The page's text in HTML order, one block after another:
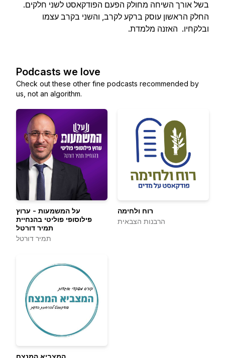
בשל אורך השיחה מחולק הפעם הפודקאסט לשני חלקים.
החלק הראשון עוסק ברקע לקרב, והשני בקרב עצמו
ובלקחיו. האזנה מלמדת.
Podcasts we love
Check out these other fine podcasts recommended by
us, not an algorithm.
על המשמעות - ערוץ
פילוסופי פוליטי בהנחיית
תמיר דורטל
תמיר דורטל
רוח ולחימה
הרבנות הצבאית
המצביא המנצח